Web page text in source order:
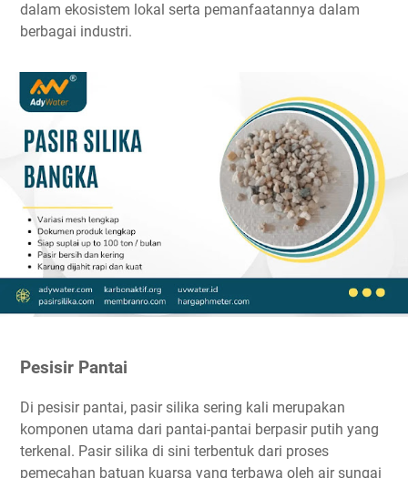
dalam ekosistem lokal serta pemanfaatannya dalam
berbagai industri.
Pesisir Pantai
Di pesisir pantai, pasir silika sering kali merupakan
komponen utama dari pantai-pantai berpasir putih yang
terkenal. Pasir silika di sini terbentuk dari proses
pemecahan batuan kuarsa yang terbawa oleh air sungai